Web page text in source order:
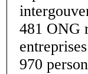
481 ONG
970